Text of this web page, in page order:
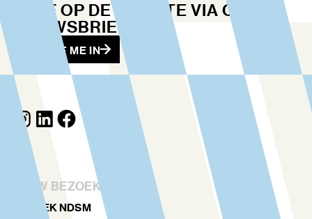
JOUW BEZOEK
ONTDEK NDSM
BLIJF OP DE HOOGTE VIA ONZE
NIEUWSBRIEF
SCHRIJF ME IN